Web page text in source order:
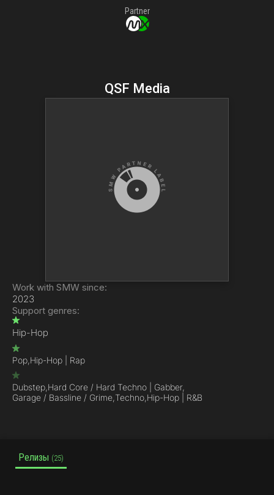
Partner
QSF Media
Work with SMW since:
2023
Support genres:
Hip-Hop
Pop,Hip-Hop | Rap
Dubstep,Hard Core / Hard Techno | Gabber,
Garage / Bassline / Grime,Techno,Hip-Hop | R&B
Релизы (25)